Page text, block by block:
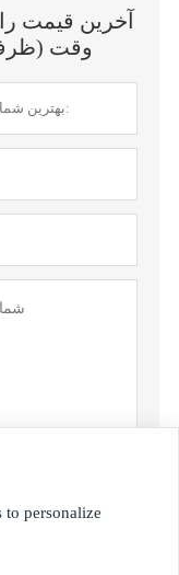
آخرین قیمت
وقت (ظرف 12 ساعت) پاسخ
personalize